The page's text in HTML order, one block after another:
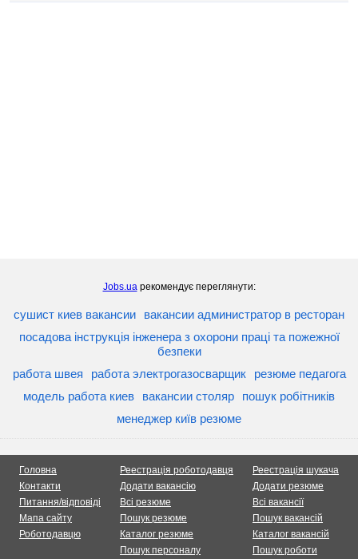
Jobs.uaрекомендує переглянути:
сушист киев вакансии
вакансии администратор в ресторан
посадова інструкція інженера з охорони праці та пожежної
безпеки
работа швея
работа электрогазосварщик
резюме педагога
модель работа киев
вакансии столяр
пошук робітників
менеджер київ резюме
Головна
Контакти
Питання/відповіді
Мапа сайту
Роботодавцю
Реестрація роботодавця
Додати вакансію
Всі резюме
Пошук резюме
Каталог резюме
Пошук персоналу
Реестрація шукача
Додати резюме
Всі вакансії
Пошук вакансій
Каталог вакансій
Пошук роботи